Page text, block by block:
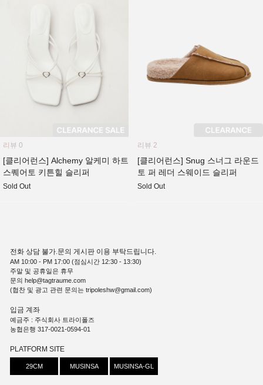
리뷰 0
[클리어런스] Alchemy 알케미 하트
스퀘어토 키튼힐 슬리퍼
Sold Out
리뷰 2
[클리어런스] Snug 스너그 라운드
토 퍼 레더 스웨이드 슬리퍼
Sold Out
전화 상담 불가.문의 게시판 이용 부탁드립니다.
AM 10:00 - PM 17:00 (점심시간 12:30 - 13:30)
주말 및 공휴일은 휴무
문의 help@tagtraume.com
(협찬 및 광고 관련 문의는 tripoleshw@gmail.com)
입금 계좌
예금주 : 주식회사 트라이폴즈
농협은행 317-0021-0594-01
PLATFORM SITE
29CM MUSINSA MUSINSA-GL